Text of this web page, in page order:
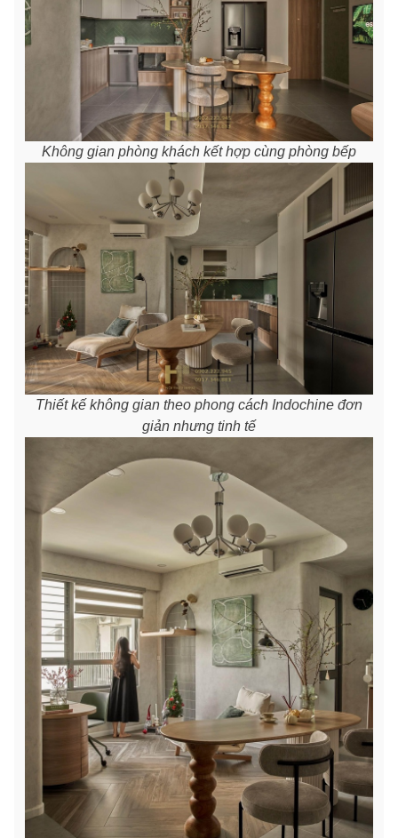
Không gian phòng khách kết hợp cùng phòng bếp
Thiết kế không gian theo phong cách Indochine đơn
giản nhưng tinh tế